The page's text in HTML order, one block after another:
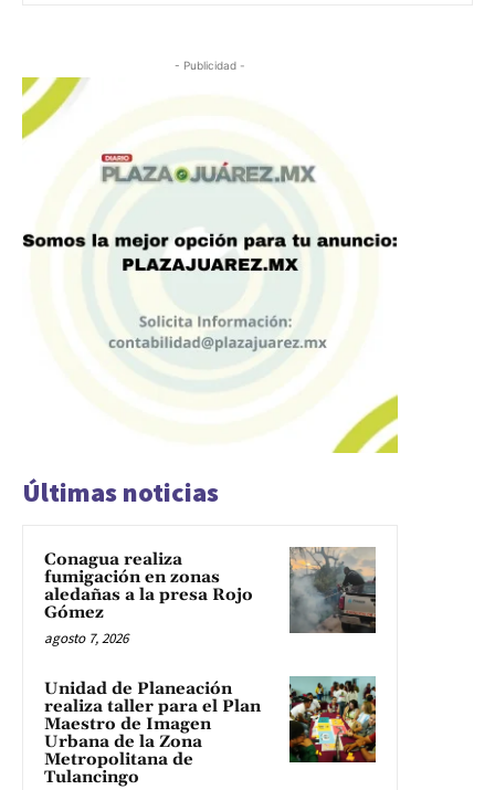
- Publicidad -
Últimas noticias
Conagua realiza
fumigación en zonas
aledañas a la presa Rojo
Gómez
agosto 7, 2026
Unidad de Planeación
realiza taller para el Plan
Maestro de Imagen
Urbana de la Zona
Metropolitana de
Tulancingo